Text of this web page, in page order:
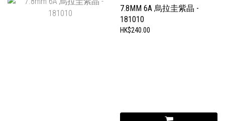
7.8MM 6A 烏拉圭紫晶 -
181010
HK$240.00